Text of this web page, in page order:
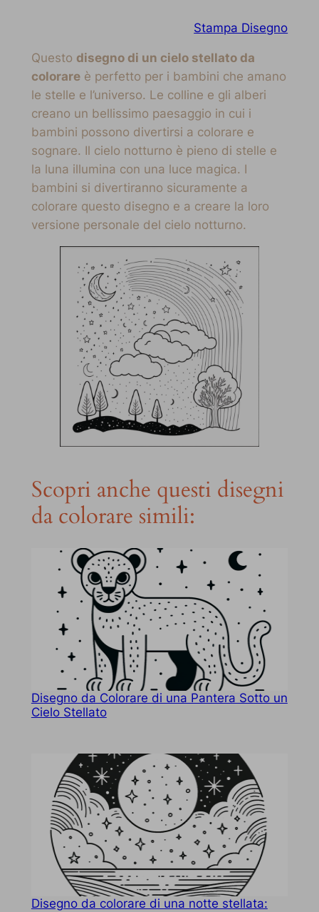
Stampa Disegno
Questo disegno di un cielo stellato da
colorareè perfetto per i bambini che amano
le stelle e l’universo. Le colline e gli alberi
creano un bellissimo paesaggio in cui i
bambini possono divertirsi a colorare e
sognare. Il cielo notturno è pieno di stelle e
la luna illumina con una luce magica. I
bambini si divertiranno sicuramente a
colorare questo disegno e a creare la loro
versione personale del cielo notturno.
Scopri anche questi disegni
da colorare simili:
Disegno da Colorare di una Pantera Sotto un
Cielo Stellato
Disegno da colorare di una notte stellata: